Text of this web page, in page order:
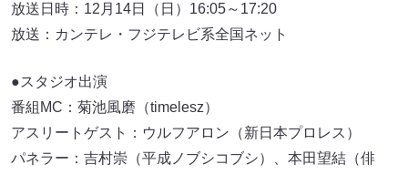
放送日時：12月14日（日）16:05～17:20
放送：カンテレ・フジテレビ系全国ネット
●スタジオ出演
番組MC：菊池風磨（timelesz）
アスリートゲスト：ウルフアロン（新日本プロレス）
パネラー：吉村崇（平成ノブシコブシ）、本田望結（俳